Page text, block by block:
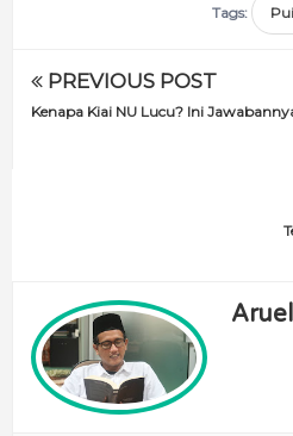
Tags:
PREVIOUS POST
Kenapa Kiai NU Lucu? Ini